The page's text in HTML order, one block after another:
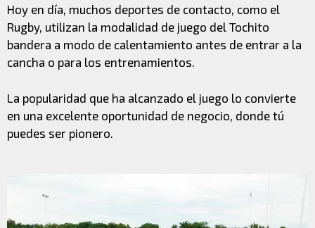
Hoy en día, muchos deportes de contacto, como el
Rugby, utilizan la modalidad de juego del Tochito
bandera a modo de calentamiento antes de entrar a la
cancha o para los entrenamientos.
La popularidad que ha alcanzado el juego lo convierte
en una excelente oportunidad de negocio, donde tú
puedes ser pionero.